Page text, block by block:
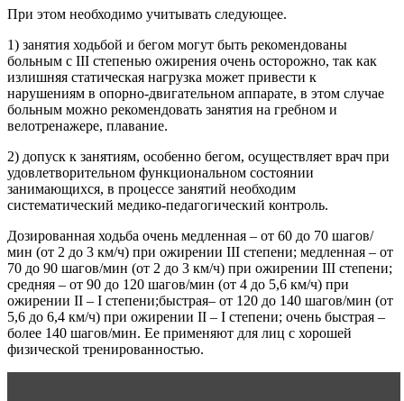
При этом необходимо учитывать следующее.
1) занятия ходьбой и бегом могут быть рекомендованы
больным с III степенью ожирения очень осторожно, так как
излишняя статическая нагрузка может привести к
нарушениям в опорно-двигательном аппарате, в этом случае
больным можно рекомендовать занятия на гребном и
велотренажере, плавание.
2) допуск к занятиям, особенно бегом, осуществляет врач при
удовлетворительном функциональном состоянии
занимающихся, в процессе занятий необходим
систематический медико-педагогический контроль.
Дозированная ходьба очень медленная – от 60 до 70 шагов/
мин (от 2 до 3 км/ч) при ожирении ІІІ степени; медленная – от
70 до 90 шагов/мин (от 2 до 3 км/ч) при ожирении ІІІ степени;
средняя – от 90 до 120 шагов/мин (от 4 до 5,6 км/ч) при
ожирении ІІ – І степени;быстрая– от 120 до 140 шагов/мин (от
5,6 до 6,4 км/ч) при ожирении ІІ – І степени; очень быстрая –
более 140 шагов/мин. Ее применяют для лиц с хорошей
физической тренированностью.